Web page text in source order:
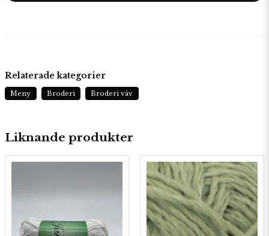
Liknande produkter
Relaterade kategorier
Meny Broderi Broderi väv